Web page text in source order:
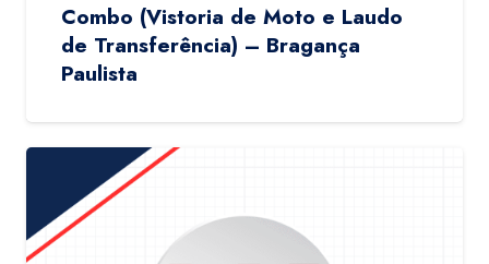
Combo (Vistoria de Moto e Laudo
de Transferência) – Bragança
Paulista